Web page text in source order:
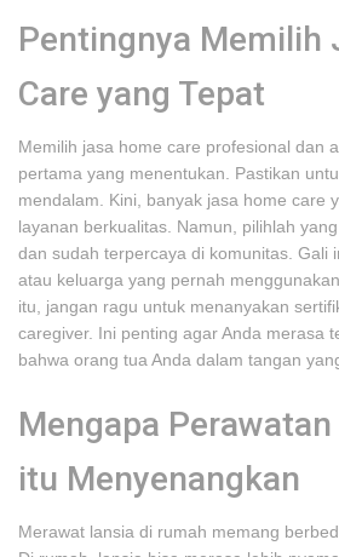
Pentingnya Memilih
Care yang Tepat
Memilih jasa home care profesional dan
pertama yang menentukan. Pastikan
mendalam. Kini, banyak jasa home care
layanan berkualitas. Namun, pilihlah
dan sudah terpercaya di komunitas. Gali
atau keluarga yang pernah
itu, jangan ragu untuk menanyakan
caregiver. Ini penting agar Anda merasa
bahwa orang tua Anda dalam tangan
Mengapa
itu Menyenangkan
Merawat lansia di rumah memang